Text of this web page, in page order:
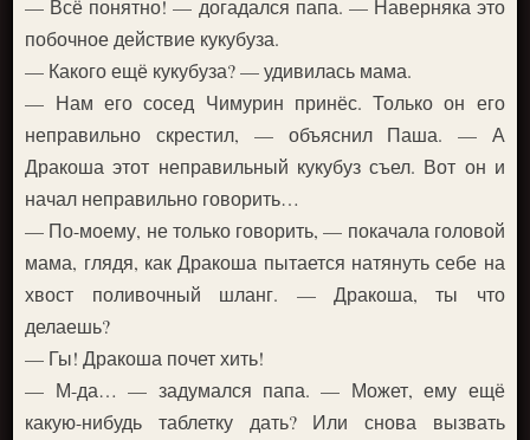
— Всё понятно! — догадался папа. — Наверняка это
побочное действие кукубуза.
— Какого ещё кукубуза? — удивилась мама.
— Нам его сосед Чимурин принёс. Только он его
неправильно скрестил, — объяснил Паша. — А
Дракоша этот неправильный кукубуз съел. Вот он и
начал неправильно говорить…
— По-моему, не только говорить, — покачала головой
мама, глядя, как Дракоша пытается натянуть себе на
хвост поливочный шланг. — Дракоша, ты что
делаешь?
— Гы! Дракоша почет хить!
— М-да… — задумался папа. — Может, ему ещё
какую-нибудь таблетку дать? Или снова вызвать